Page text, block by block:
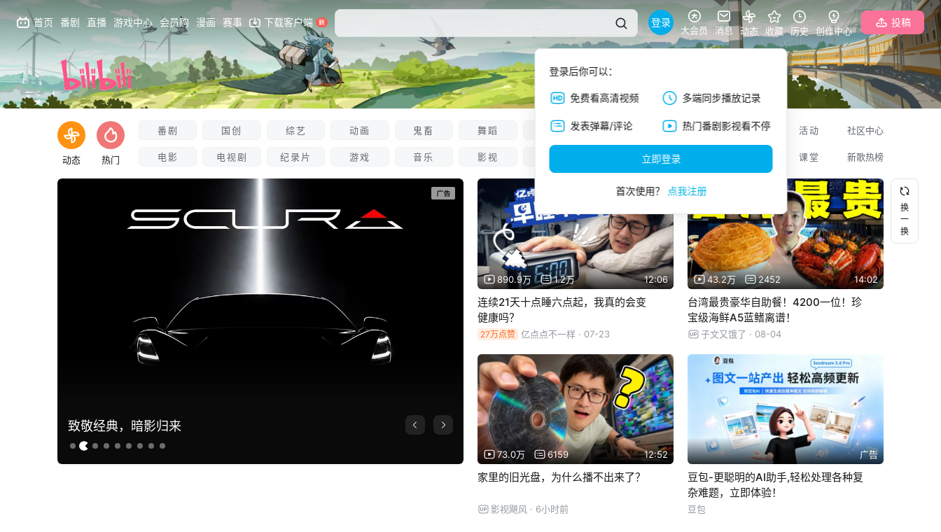
首页 番剧 直播 游戏中心 会员购 漫画 赛事 下载客户端 登录
登录后你可以：
免费看高清视频 多端同步播放记录
发表弹幕/评论 热门番剧影视看不停
立即登录
首次使用？ 点我注册
大会员 消息 动态 收藏 历史 创作中心
投稿
动态 热门
番剧
电影
国创
电视剧
综艺
纪录片
动画
游戏
鬼畜
音乐
舞蹈
影视
娱乐 科技数码 美食
更多
专栏 活动
课堂
社区中心
新歌热榜
致敬经典，暗影归来
890.9万 1.2万 12:06
连续21天十点睡六点起，我真的会变
健康吗？
27万点赞 亿点点不一样 · 07-23
43.2万 2452 14:02
台湾最贵豪华自助餐！4200一位！珍
宝级海鲜A5蓝鳍离谱！
子文又饿了 · 08-04
73.0万 6159 12:52
家里的旧光盘，为什么播不出来了？
影视飓风 · 6小时前
广告
豆包-更聪明的AI助手,轻松处理各种复
杂难题，立即体验！
豆包
换
一
换